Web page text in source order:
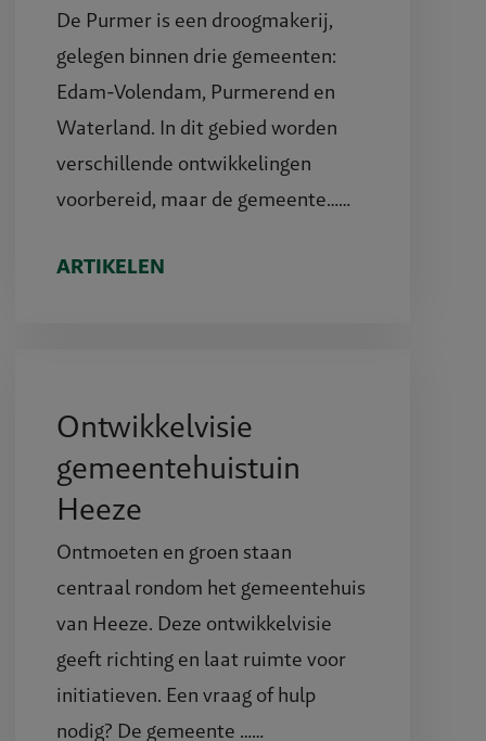
De Purmer is een droogmakerij,
gelegen binnen drie gemeenten:
Edam-Volendam, Purmerend en
Waterland. In dit gebied worden
verschillende ontwikkelingen
voorbereid, maar de gemeente……
ARTIKELEN
Ontwikkelvisie
gemeentehuistuin
Heeze
Ontmoeten en groen staan
centraal rondom het gemeentehuis
van Heeze. Deze ontwikkelvisie
geeft richting en laat ruimte voor
initiatieven. Een vraag of hulp
nodig? De gemeente ……